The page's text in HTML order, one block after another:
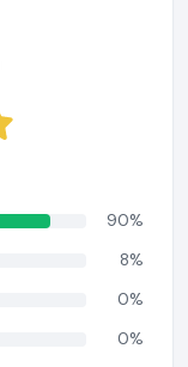
90%
8%
0%
0%